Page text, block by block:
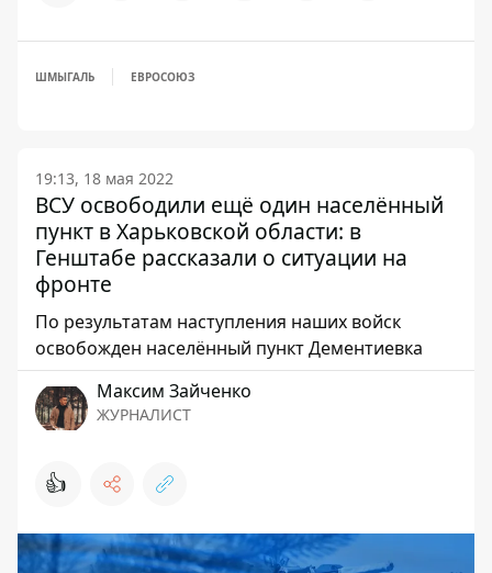
ШМЫГАЛЬ ЕВРОСОЮЗ
19:13, 18 мая 2022
ВСУ освободили ещё один населённый
пункт в Харьковской области: в
Генштабе рассказали о ситуации на
фронте
По результатам наступления наших войск
освобожден населённый пункт Дементиевка
Максим Зайченко
ЖУРНАЛИСТ
👍